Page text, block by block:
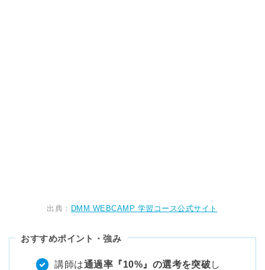
出典： DMM WEBCAMP 学習コース公式サイト
おすすめポイント・強み
講師は通過率『10%』の選考を突破し